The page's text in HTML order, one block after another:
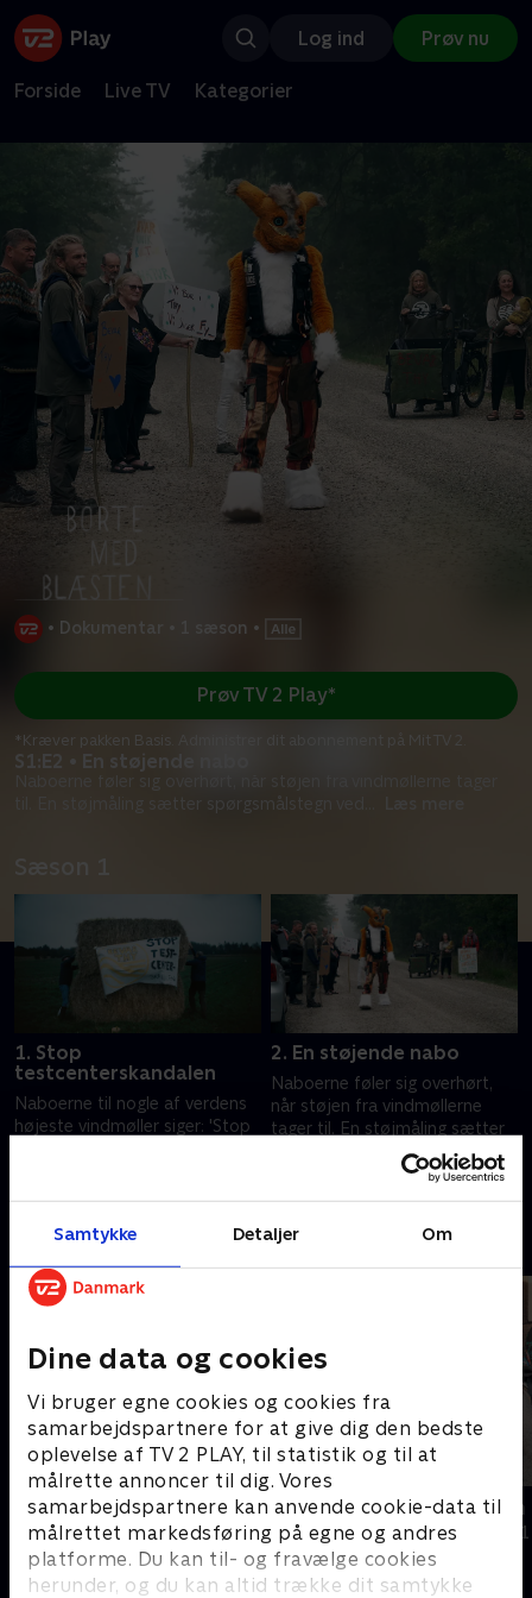
Samtykke Detaljer Om
Dine data og cookies
Vi bruger egne cookies og cookies fra
samarbejdspartnere for at give dig den bedste
oplevelse af TV 2 PLAY, til statistik og til at
målrette annoncer til dig. Vores
samarbejdspartnere kan anvende cookie-data til
målrettet markedsføring på egne og andres
platforme. Du kan til- og fravælge cookies
herunder, og du kan altid trække dit samtykke
Log ind Prøv nu
Forside Live TV Kategorier
• Dokumentar 1 sæson •
S1:E2 • En støjende nabo
til. En støjmåling sætter spørgsmålstegn ved
Prøv TV 2 Play*
*Kræver pakken Basis. Administrer dit abonnement på Mit TV 2.
1. Stop
testcenterskandalen
Naboerne til nogle af verdens
højeste vindmøller siger: 'Stop
2. En støjende nabo
Naboerne føler sig overhørt,
når støjen fra vindmøllerne
tager til. En støjmåling sætter
spørgsmålstegn ved
myndighedernes beregninger.
5. november 2025 • 42 min
Andre så også
Døden i sommerhuset
Dokumentar • 1 sæsoner
Kampen om
Dokumentar •